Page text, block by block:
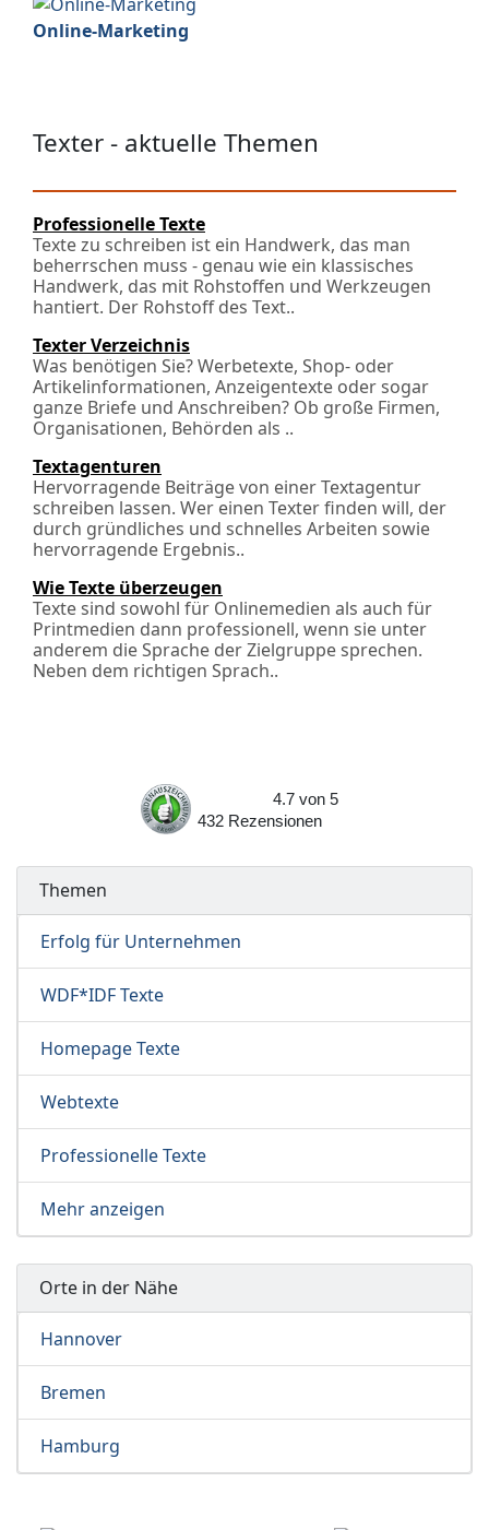
Online-Marketing
Texter - aktuelle Themen
Professionelle Texte
Texte zu schreiben ist ein Handwerk, das man
beherrschen muss - genau wie ein klassisches
Handwerk, das mit Rohstoffen und Werkzeugen
hantiert. Der Rohstoff des Text..
Texter Verzeichnis
Was benötigen Sie? Werbetexte, Shop- oder
Artikelinformationen, Anzeigentexte oder sogar
ganze Briefe und Anschreiben? Ob große Firmen,
Organisationen, Behörden als ..
Textagenturen
Hervorragende Beiträge von einer Textagentur
schreiben lassen. Wer einen Texter finden will, der
durch gründliches und schnelles Arbeiten sowie
hervorragende Ergebnis..
Wie Texte überzeugen
Texte sind sowohl für Onlinemedien als auch für
Printmedien dann professionell, wenn sie unter
anderem die Sprache der Zielgruppe sprechen.
Neben dem richtigen Sprach..
4.7 von 5
432
Rezensionen
Themen
Erfolg für Unternehmen
WDF*IDF Texte
Homepage Texte
Webtexte
Professionelle Texte
Mehr anzeigen
Orte in der Nähe
Hannover
Bremen
Hamburg